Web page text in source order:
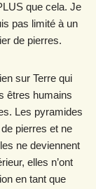
que cela. Je
pas limité à un
de pierres.
sur Terre qui
êtres humains
Les pyramides
pierres et ne
ne deviennent
elles n’ont
en tant que